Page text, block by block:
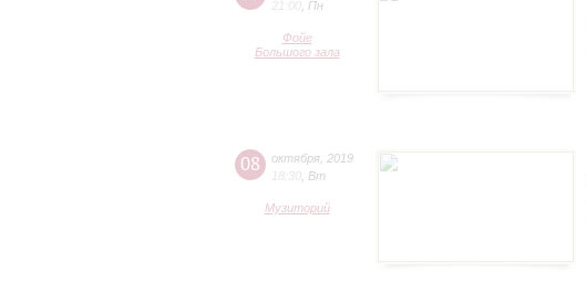
21:00 Пн
Фойе
Большого зала
08 октября 2019
18:30 Вт
Музиторий